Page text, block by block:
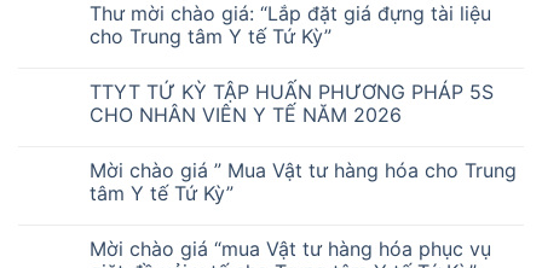
Thư mời chào giá: “Lắp đặt giá đựng tài liệu
cho Trung tâm Y tế Tứ Kỳ”
TTYT TỨ KỲ TẬP HUẤN PHƯƠNG PHÁP 5S
CHO NHÂN VIÊN Y TẾ NĂM 2026
Mời chào giá ” Mua Vật tư hàng hóa cho Trung
tâm Y tế Tứ Kỳ”
Mời chào giá “mua Vật tư hàng hóa phục vụ